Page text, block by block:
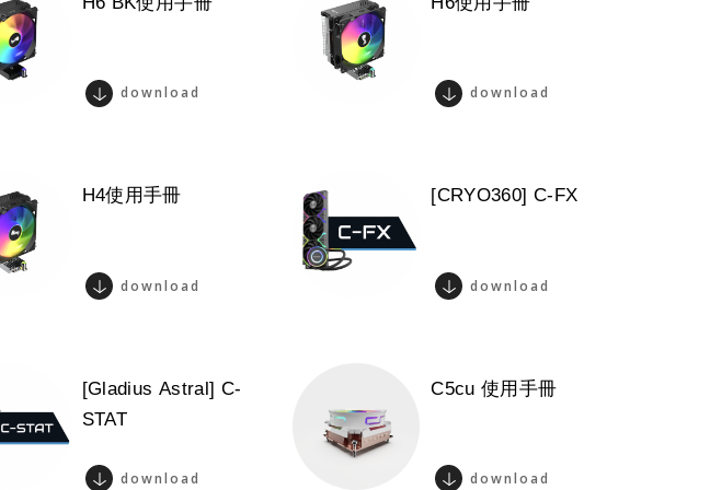
download download
H4使用手冊
download
[CRYO360] C-FX
download
[Gladius Astral] C-
STAT
download
C5cu 使用手冊
download